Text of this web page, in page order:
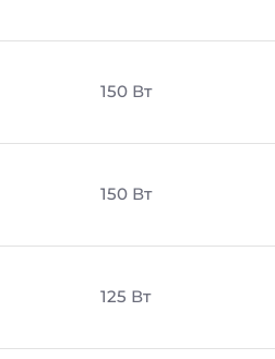
150 Вт
150 Вт
125 Вт